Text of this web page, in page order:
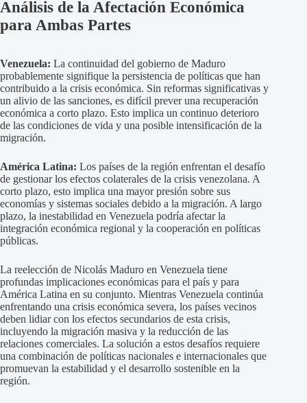
Análisis de la Afectación Económica
para Ambas Partes
Venezuela: La continuidad del gobierno de Maduro
probablemente signifique la persistencia de políticas que han
contribuido a la crisis económica. Sin reformas significativas y
un alivio de las sanciones, es difícil prever una recuperación
económica a corto plazo. Esto implica un continuo deterioro
de las condiciones de vida y una posible intensificación de la
migración.
América Latina: Los países de la región enfrentan el desafío
de gestionar los efectos colaterales de la crisis venezolana. A
corto plazo, esto implica una mayor presión sobre sus
economías y sistemas sociales debido a la migración. A largo
plazo, la inestabilidad en Venezuela podría afectar la
integración económica regional y la cooperación en políticas
públicas.
La reelección de Nicolás Maduro en Venezuela tiene
profundas implicaciones económicas para el país y para
América Latina en su conjunto. Mientras Venezuela continúa
enfrentando una crisis económica severa, los países vecinos
deben lidiar con los efectos secundarios de esta crisis,
incluyendo la migración masiva y la reducción de las
relaciones comerciales. La solución a estos desafíos requiere
una combinación de políticas nacionales e internacionales que
promuevan la estabilidad y el desarrollo sostenible en la
región.